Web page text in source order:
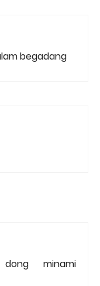
begadang
minami